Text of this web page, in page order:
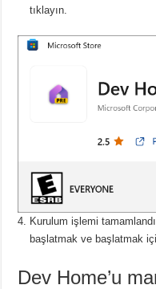
tıklayın.
Kurulum işlemi
başlatmak ve başlatmak için
Dev Home’u